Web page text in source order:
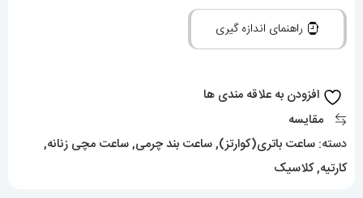
پاشا
CARTIER
020507
عدد
راهنمای اندازه گیری
افزودن به علاقه مندی ها
مقایسه
دسته: ساعت باتری(کوارتز),ساعت بند چرمی,ساعت مچی زنانه,
کارتیه,کلاسیک